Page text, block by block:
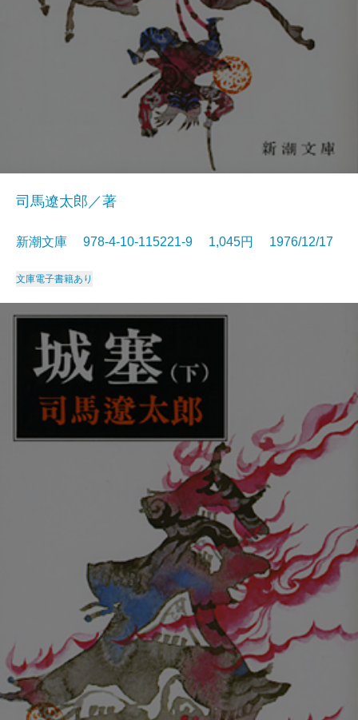
司馬遼太郎／著
新潮文庫 978-4-10-115221-9 1,045円 1976/12/17
文庫電子書籍あり